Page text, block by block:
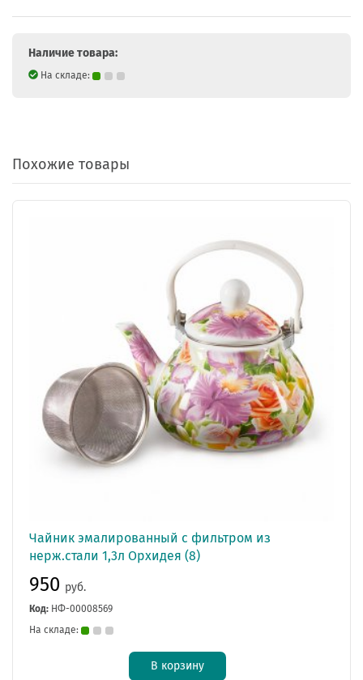
Наличие товара:
На складе:
Похожие товары
Чайник эмалированный с фильтром из
нерж.стали 1,3л Орхидея (8)
950 руб.
Код: НФ-00008569
На складе:
В корзину